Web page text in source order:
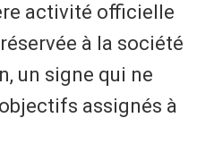
activité officielle
à la société
un signe qui ne
assignés à